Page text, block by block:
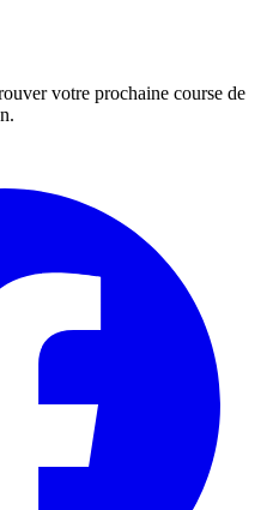
votre prochaine course de